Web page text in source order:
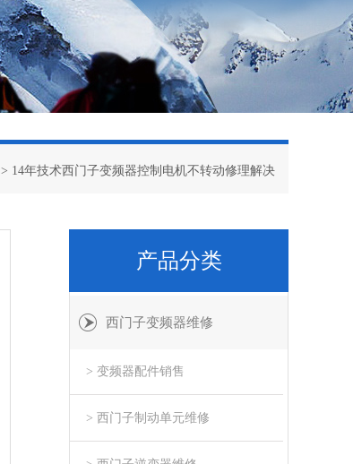
> 14年技术西门子变频器控制电机不转动修理解决
产品分类
西门子变频器维修
> 变频器配件销售
> 西门子制动单元维修